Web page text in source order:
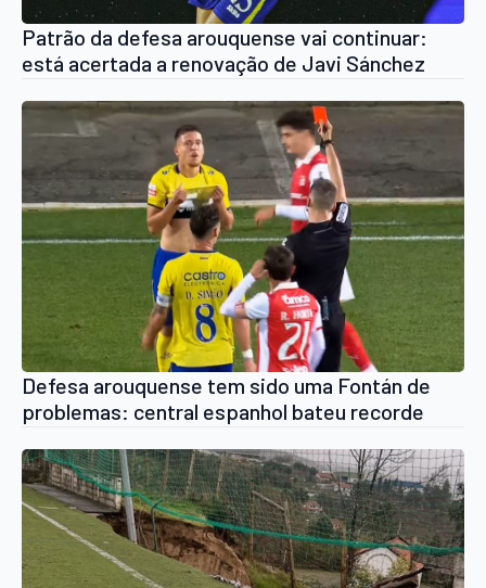
Patrão da defesa arouquense vai continuar:
está acertada a renovação de Javi Sánchez
Defesa arouquense tem sido uma Fontán de
problemas: central espanhol bateu recorde